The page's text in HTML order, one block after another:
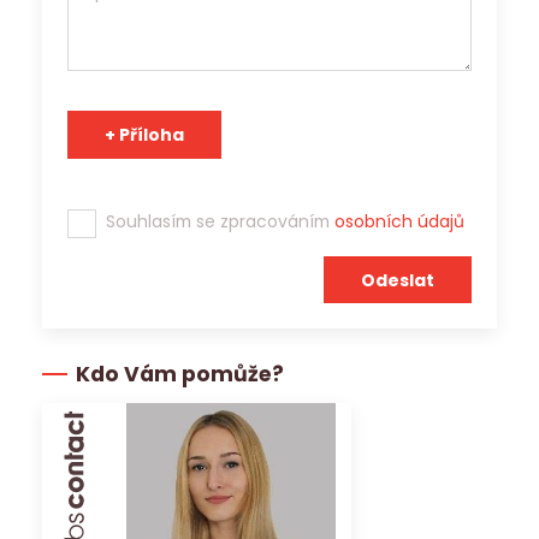
Souhlasím se zpracováním osobních údajů
Kdo Vám pomůže?